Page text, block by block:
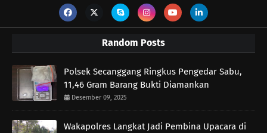
Random Posts
Polsek Secanggang Ringkus Pengedar Sabu,
11,46 Gram Barang Bukti Diamankan
Desember 09, 2025
Wakapolres Langkat Jadi Pembina Upacara di